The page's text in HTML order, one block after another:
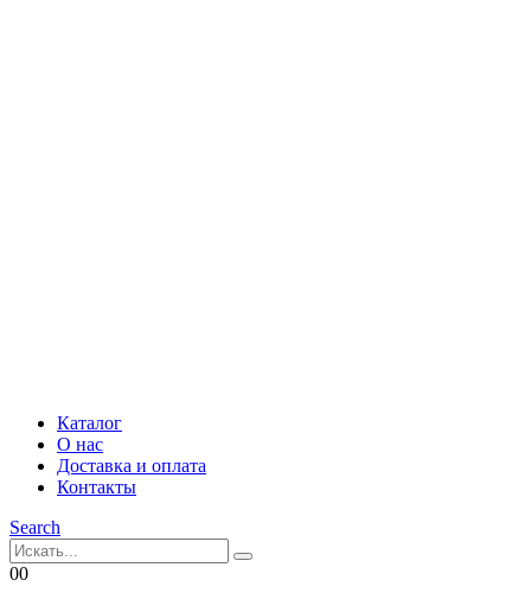
Каталог
О нас
Доставка и оплата
Контакты
Search
00